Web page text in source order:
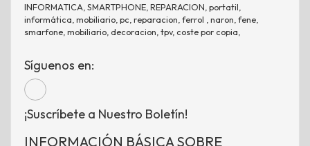
INFORMATICA, SMARTPHONE, REPARACION, portatil,
informática, mobiliario, pc, reparacion, ferrol , naron, fene,
smarfone, mobiliario, decoracion, tpv, coste por copia,
Síguenos en:
¡Suscríbete a Nuestro Boletín!
INFORMACIÓN BÁSICA SOBRE